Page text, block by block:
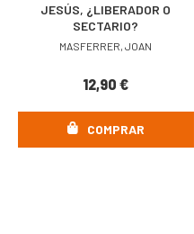
JESÚS, ¿LIBERADOR O
SECTARIO?
MASFERRER, JOAN
12,90€
COMPRAR